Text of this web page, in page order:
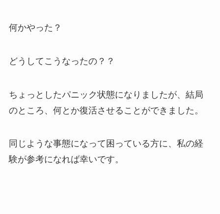
何かやった？
どうしてこうなったの？？
ちょっとしたパニック状態になりましたが、結局
のところ、何とか復活させることができました。
同じような事態になって困っている方に、私の経
験が参考になれば幸いです。